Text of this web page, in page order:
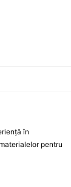
în
pentru